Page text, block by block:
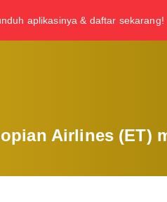
aplikasinya & daftar sekarang!
Airlines (ET)